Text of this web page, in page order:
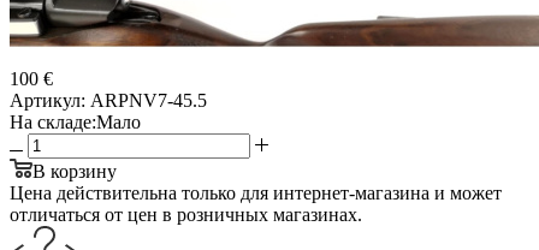
100 €
Артикул: ARPNV7-45.5
На складе:Мало
В корзину
Цена действительна только для интернет-магазина и может
отличаться от цен в розничных магазинах.